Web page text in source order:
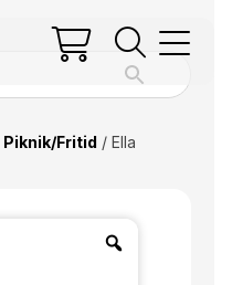
Piknik/Fritid / Ella